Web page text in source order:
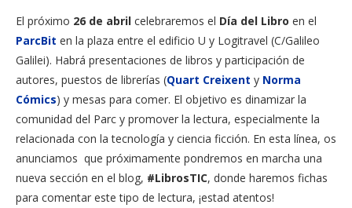
El próximo 26 de abril celebraremos el Día del Libro en el
ParcBit en la plaza entre el edificio U y Logitravel (C/Galileo
Galilei). Habrá presentaciones de libros y participación de
autores, puestos de librerías (Quart Creixent y Norma
Cómics) y mesas para comer. El objetivo es dinamizar la
comunidad del Parc y promover la lectura, especialmente la
relacionada con la tecnología y ciencia ficción. En esta línea, os
anunciamos que próximamente pondremos en marcha una
nueva sección en el blog, #LibrosTIC, donde haremos fichas
para comentar este tipo de lectura, ¡estad atentos!